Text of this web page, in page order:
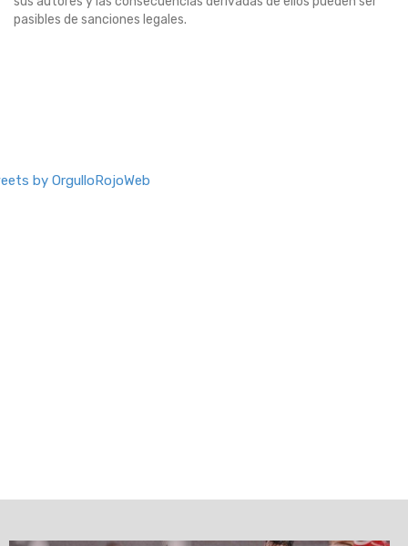
pasibles de sanciones legales.
by OrgulloRojoWeb